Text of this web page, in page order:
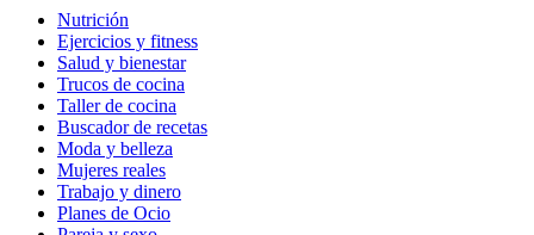
Nutrición
Ejercicios y fitness
Salud y bienestar
Trucos de cocina
Taller de cocina
Buscador de recetas
Moda y belleza
Mujeres reales
Trabajo y dinero
Planes de Ocio